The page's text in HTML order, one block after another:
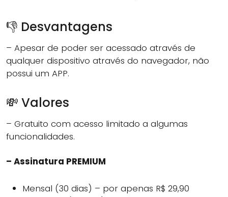
👎 Desvantagens
– Apesar de poder ser acessado através de
qualquer dispositivo através do navegador, não
possui um APP.
💸 Valores
– Gratuito com acesso limitado a algumas
funcionalidades.
– Assinatura PREMIUM
Mensal (30 dias) – por apenas R$ 29,90